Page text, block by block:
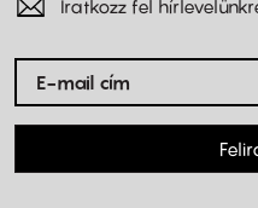
Iratkozz fel